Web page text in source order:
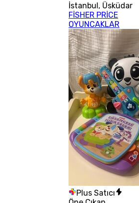
İstanbul, Üsküdar
FİSHER PRİCE
OYUNCAKLAR
Plus Satıcı